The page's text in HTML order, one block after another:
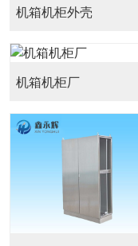
机箱机柜外壳
机箱机柜厂